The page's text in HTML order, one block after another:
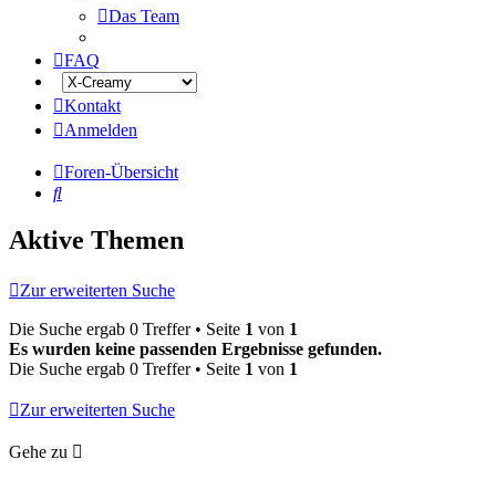
Das Team
FAQ
Kontakt
Anmelden
Foren-Übersicht
Suche
Aktive Themen
Zur erweiterten Suche
Die Suche ergab 0 Treffer • Seite 1 von 1
Es wurden keine passenden Ergebnisse gefunden.
Die Suche ergab 0 Treffer • Seite 1 von 1
Zur erweiterten Suche
Gehe zu